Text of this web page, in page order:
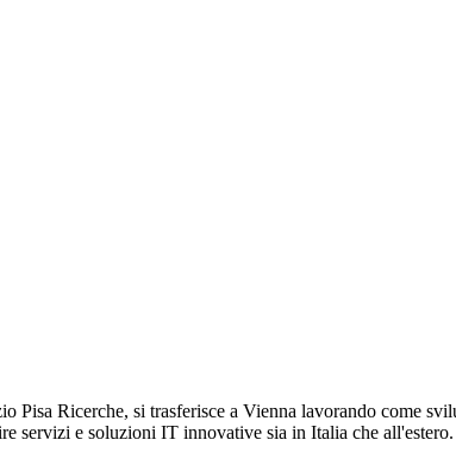
Pisa Ricerche, si trasferisce a Vienna lavorando come
servizi e soluzioni IT innovative sia in Italia che